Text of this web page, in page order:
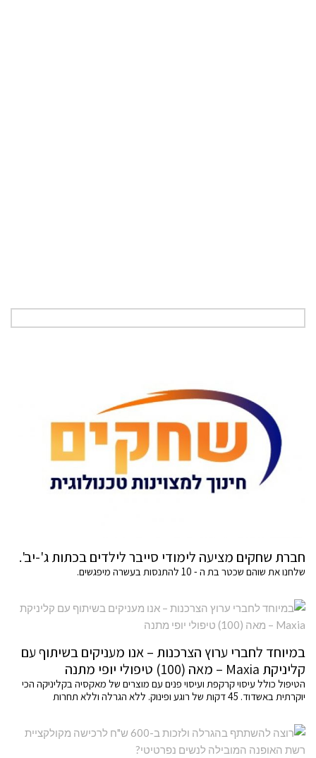
חברת שחקים מציעה לימודי סייבר לילדים בכתות ג'-יב'.
שלחנו את שוהם שכטר בת ה - 10 להתנסות בעשרה מיפגשים.
במיוחד לחברי ערוץ הצרכנות – אנו מעניקים בשיתוף עם
קליניקת Maxia – מאה (100) טיפולי יופי מתנה
הטיפול כולל עיסוי קרקפת ועיסוי פנים עם מוצרים של מאקסיה בקליניקה הכי
יוקרתית באשדוד. 45 דקות של רוגע ופינוק. ללא הגרלה וללא תחרות